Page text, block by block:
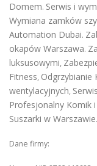
Domem. Serwis i
Wymiana zamków
Automation Dubai.
okapów Warszawa.
luksusowymi,
Fitness, Odgrzybianie
wentylacyjnych,
Profesjonalny Komik
Suszarki w Warszawie.
Dane firmy: